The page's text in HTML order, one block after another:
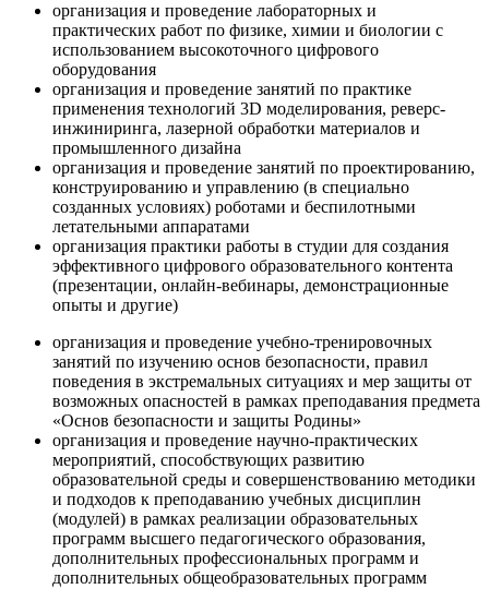
организация и проведение лабораторных и
практических работ по физике, химии и биологии с
использованием высокоточного цифрового
оборудования
организация и проведение занятий по практике
применения технологий 3D моделирования, реверс-
инжиниринга, лазерной обработки материалов и
промышленного дизайна
организация и проведение занятий по проектированию,
конструированию и управлению (в специально
созданных условиях) роботами и беспилотными
летательными аппаратами
организация практики работы в студии для создания
эффективного цифрового образовательного контента
(презентации, онлайн-вебинары, демонстрационные
опыты и другие)
организация и проведение учебно-тренировочных
занятий по изучению основ безопасности, правил
поведения в экстремальных ситуациях и мер защиты от
возможных опасностей в рамках преподавания предмета
«Основ безопасности и защиты Родины»
организация и проведение научно-практических
мероприятий, способствующих развитию
образовательной среды и совершенствованию методики
и подходов к преподаванию учебных дисциплин
(модулей) в рамках реализации образовательных
программ высшего педагогического образования,
дополнительных профессиональных программ и
дополнительных общеобразовательных программ